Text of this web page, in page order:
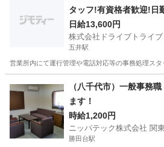
タッフ!有資格者歓迎!日
01Y
日給13,600円
株式会社ドライブトライブ
五井駅
営業所内にて運行管理や電話対応等の事務処理ス
五井駅 一般事務 運
（八千代市）一般事務
ます！
時給1,200円
ニッパテック株式会社 関
勝田台駅